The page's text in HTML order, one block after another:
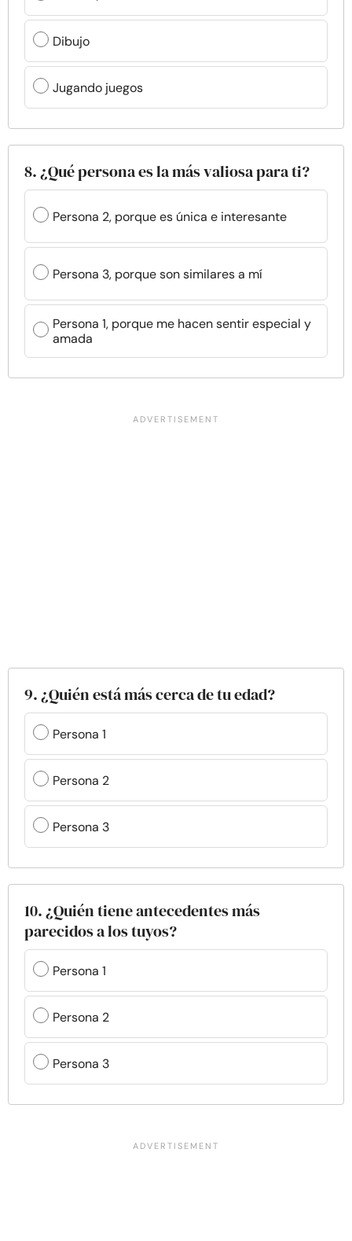
Dibujo
Jugando juegos
8. ¿Qué persona es la más valiosa para ti?
Persona 2, porque es única e interesante
Persona 3, porque son similares a mí
Persona 1, porque me hacen sentir especial y
amada
9. ¿Quién está más cerca de tu edad?
Persona 1
Persona 2
Persona 3
10. ¿Quién tiene antecedentes más
parecidos a los tuyos?
Persona 1
Persona 2
Persona 3